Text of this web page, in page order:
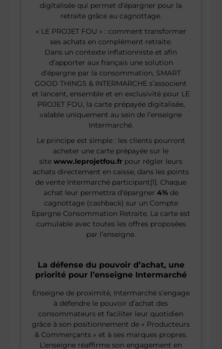
digitalisée qui permet d’épargner pour la
retraite grâce au cagnottage.
« LE PROJET FOU » : comment transformer
ses achats en complément retraite.
Dans un contexte inflationniste et afin
d’apporter aux français une solution
d’épargne par la consommation, SMART
GOOD THINGS & INTERMARCHE s’associent
et lancent, ensemble et en exclusivité pour LE
PROJET FOU, la carte prépayée digitalisée,
valable uniquement au sein de l’enseigne
Intermarché.
Le principe est simple : les clients pourront
acheter une carte prépayée sur le
sitewww.leprojetfou.fr pour régler leurs
achats directement en caisse, dans les points
de vente Intermarché participant[1]. Chaque
achat leur permettra d’épargner 4%de
cagnottage (cashback) sur un Compte
Epargne Consommation Retraite. La carte est
cumulable avec toutes les offres proposées
par l’enseigne.
La défense du pouvoir d’achat, une
priorité pour l’enseigne Intermarché
Enseigne de proximité, Intermarché s’engage
à défendre le pouvoir d’achat des
consommateurs et faciliter leur quotidien
grâce à son positionnement de « Producteurs
& Commerçants » et à ses marques propres.
L’enseigne réaffirme son engagement en